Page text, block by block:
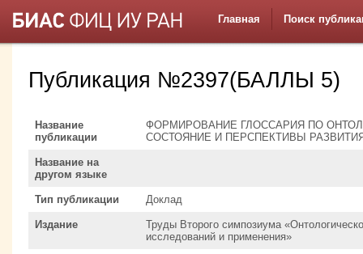
Главная Поиск
Публикация №2397(БАЛЛЫ 5)
Название
публикации
ФОРМИРОВАНИЕ ГЛОССАРИЯ ПО
СОСТОЯНИЕ И ПЕРСПЕКТИВЫ
Название на
другом языке
Тип публикации Доклад
Издание
Труды Второго симпозиума
исследований и применения»